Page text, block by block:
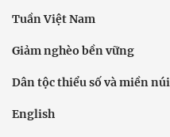
Tuần Việt Nam
Giảm nghèo bền vững
Dân tộc thiểu số và miền núi
English